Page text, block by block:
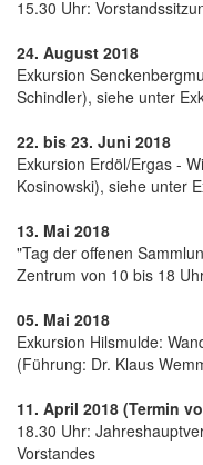
15.30 Uhr:
24. August 2018
Exkursion
Schindler), siehe unter
22. bis 23. Juni 2018
Exkursion Erdöl/Ergas -
Kosinowski), siehe unter
13. Mai 2018
"Tag der offenen
Zentrum von 10 bis 18
05. Mai 2018
Exkursion Hilsmulde:
(Führung: Dr. Klaus
11. April 2018 (Termin
18.30 Uhr:
Vorstandes